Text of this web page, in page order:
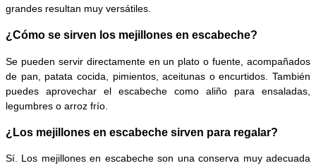
grandes resultan muy versátiles.
¿Cómo se sirven los mejillones en escabeche?
Se pueden servir directamente en un plato o fuente, acompañados
de pan, patata cocida, pimientos, aceitunas o encurtidos. También
puedes aprovechar el escabeche como aliño para ensaladas,
legumbres o arroz frío.
¿Los mejillones en escabeche sirven para regalar?
Sí. Los mejillones en escabeche son una conserva muy adecuada